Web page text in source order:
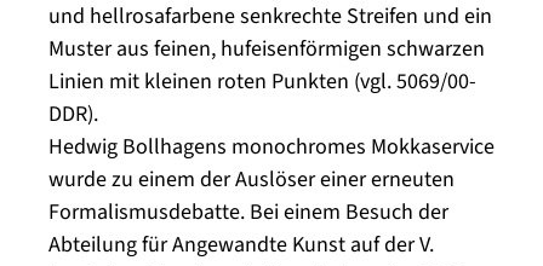
und hellrosafarbene senkrechte Streifen und ein
Muster aus feinen, hufeisenförmigen schwarzen
Linien mit kleinen roten Punkten (vgl. 5069/00-
DDR).
Hedwig Bollhagens monochromes Mokkaservice
wurde zu einem der Auslöser einer erneuten
Formalismusdebatte. Bei einem Besuch der
Abteilung für Angewandte Kunst auf der V.